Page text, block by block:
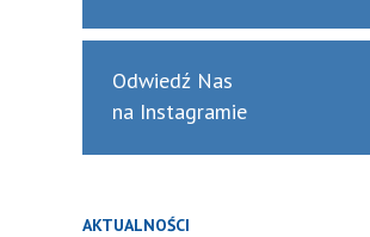
Odwiedź Nas
na Instagramie
AKTUALNOŚCI